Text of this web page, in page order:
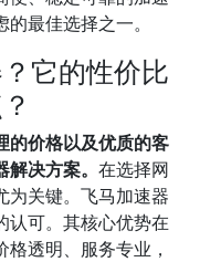
最佳选择之一。
它的性价比
的价格以及优质的客
决方案。 在选择网
为关键。飞马加速器
认可。其核心优势在
透明、服务专业，